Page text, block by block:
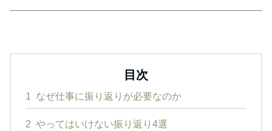
目次
1 なぜ仕事に振り返りが必要なのか
2 やってはいけない振り返り4選